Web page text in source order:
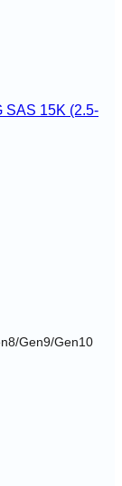
SAS 15K (2.5-
Gen9/Gen10